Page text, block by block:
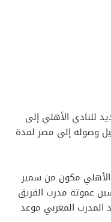
للنادي الأهلي إلى
وصوله إلى مصر لمدة
مكون من سمير
عموتة مدرب الفريق
المدرب المغربي موعد